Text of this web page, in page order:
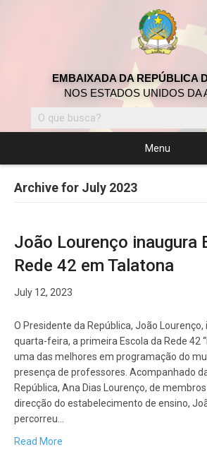
EMBAIXADA DA REPÚBLICA
NOS ESTADOS UNIDOS DA
Menu
Archive for July 2023
João Lourenço inaugura
Rede 42 em Talatona
July 12, 2023
O Presidente da República, João
quarta-feira, a primeira Escola da Rede 42
uma das melhores em programação do
presença de professores. Acompanhado
República, Ana Dias Lourenço, de
direcção do estabelecimento de ensino,
percorreu…
Read More